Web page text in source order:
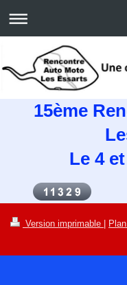
15ème
Le 4
Version imprimable